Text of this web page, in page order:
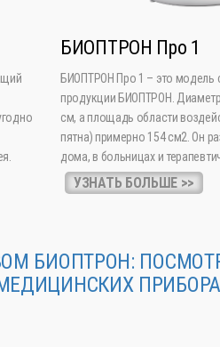
БИОПТРОН Про 1
БИОПТРОН Про 1 – это модель
продукции БИОПТРОН. Диаметр
см, а площадь области
пятна) примерно 154 см2. Он
дома, в больницах и
УЗНАТЬ БОЛЬШЕ >>
БИОПТРОН: